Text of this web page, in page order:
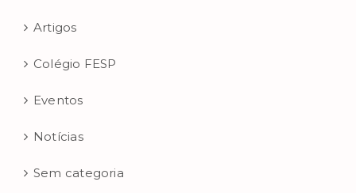
Artigos
Colégio FESP
Eventos
Notícias
Sem categoria